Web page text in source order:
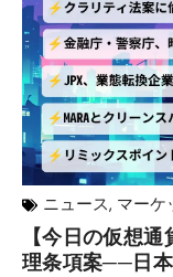
ニュース, マーケ
【今日の仮想
理条項案──日